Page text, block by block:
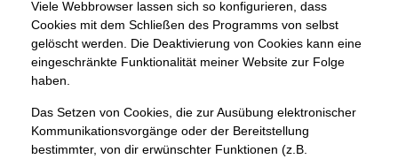
Viele Webbrowser lassen sich so konfigurieren, dass
Cookies mit dem Schließen des Programms von selbst
gelöscht werden. Die Deaktivierung von Cookies kann eine
eingeschränkte Funktionalität meiner Website zur Folge
haben.
Das Setzen von Cookies, die zur Ausübung elektronischer
Kommunikationsvorgänge oder der Bereitstellung
bestimmter, von dir erwünschter Funktionen (z.B.